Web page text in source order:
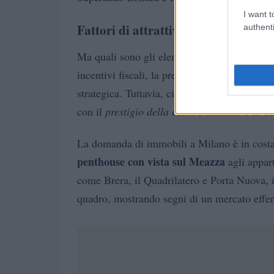
I want
Fattori di attrattiva
Ma quali sono gli elementi che rendono
incentivi fiscali, la presenza di
strategica. Tuttavia, ciò che la distingue è
con il prestigio della cultura italianae la
La domanda di immobili a Milano è in
penthouse con vista sul Meazza agli
come Brera, il Quadrilatero e Porta
quadro, mostrando segni di un mercato